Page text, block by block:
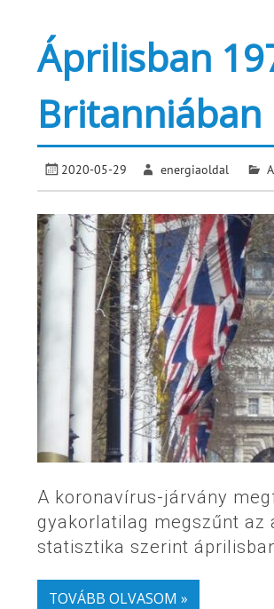
Áprilisban
Britanniában
2020-05-29 energiaoldal
A koronavírus-járvány
gyakorlatilag megszűnt az
statisztika szerint
TOVÁBB OLVASOM »